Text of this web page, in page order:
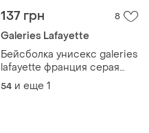
137 грн 8
Galeries Lafayette
Бейсболка унисекс galeries
lafayette франция серая
трикотажная на 3-7 лет
54 и еще 1